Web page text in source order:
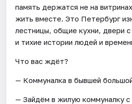
память держатся не на
жить вместе. Это Петербург
лестницы, общие кухни, двери
и тихие истории людей и
Что вас ждёт?
— Коммуналка в бывшей
— Зайдём в жилую коммуналку